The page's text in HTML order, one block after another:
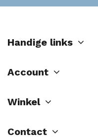
Handige links
Account
Winkel
Contact